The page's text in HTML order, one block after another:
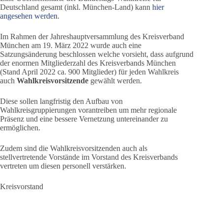
Deutschland gesamt (inkl. München-Land) kann hier
angesehen werden.
Im Rahmen der Jahreshauptversammlung des Kreisverband
München am 19. März 2022 wurde auch eine
Satzungsänderung beschlossen welche vorsieht, dass aufgrund
der enormen Mitgliederzahl des Kreisverbands München
(Stand April 2022 ca. 900 Mitglieder) für jeden Wahlkreis
auch Wahlkreisvorsitzende gewählt werden.
Diese sollen langfristig den Aufbau von
Wahlkreisgruppierungen vorantreiben um mehr regionale
Präsenz und eine bessere Vernetzung untereinander zu
ermöglichen.
Zudem sind die Wahlkreisvorsitzenden auch als
stellvertretende Vorstände im Vorstand des Kreisverbands
vertreten um diesen personell verstärken.
Kreisvorstand